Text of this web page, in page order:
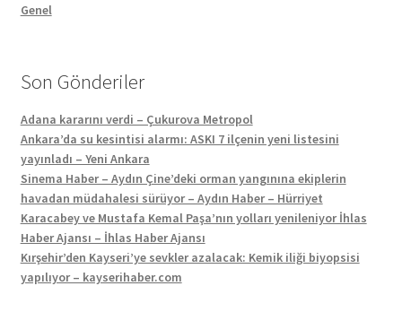
Genel
Son Gönderiler
Adana kararını verdi – Çukurova Metropol
Ankara’da su kesintisi alarmı: ASKI 7 ilçenin yeni listesini
yayınladı – Yeni Ankara
Sinema Haber – Aydın Çine’deki orman yangınına ekiplerin
havadan müdahalesi sürüyor – Aydın Haber – Hürriyet
Karacabey ve Mustafa Kemal Paşa’nın yolları yenileniyor İhlas
Haber Ajansı – İhlas Haber Ajansı
Kırşehir’den Kayseri’ye sevkler azalacak: Kemik iliği biyopsisi
yapılıyor – kayserihaber.com